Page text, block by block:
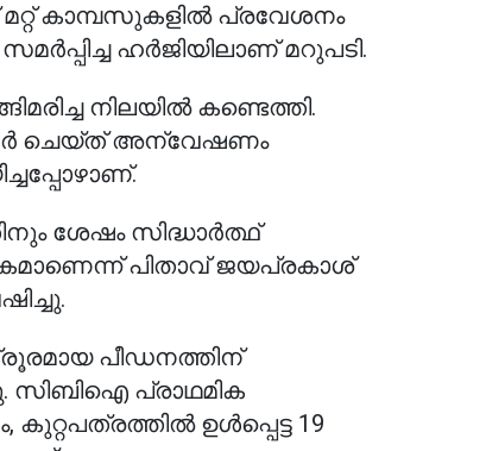
കാമ്പസുകളിൽ പ്രവേശനം
ഹർജിയിലാണ് മറുപടി.
നിലയിൽ കണ്ടെത്തി.
ചെയ്ത് അന്വേഷണം
ശേഷം സിദ്ധാർത്ഥ്
പിതാവ് ജയപ്രകാശ്
പീഡനത്തിന്
സിബിഐ പ്രാഥമിക
ഉൾപ്പെട്ട 19